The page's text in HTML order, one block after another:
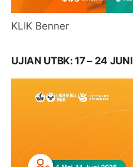
KLIK Benner
UJIAN UTBK: 17 – 24